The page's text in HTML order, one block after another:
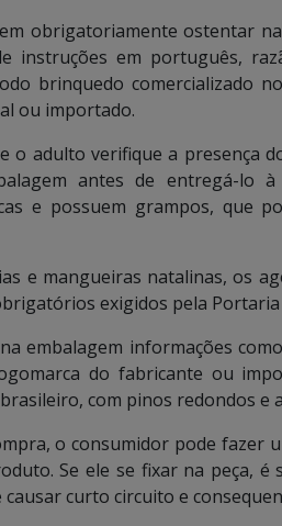
obrigatoriamente ostentar
instruções em português,
brinquedo comercializado
ou importado.
o adulto verifique a presença
antes de entregá-lo
e possuem grampos, que
e mangueiras natalinas, os
exigidos pela Portaria
embalagem informações
do fabricante ou
com pinos redondos e
o consumidor pode fazer
Se ele se fixar na peça,
curto circuito e